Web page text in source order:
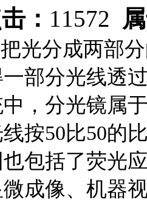
： 11572
光分成两部
部分光线透
，分光镜属
按50比50的
包括了荧光
成像、机器